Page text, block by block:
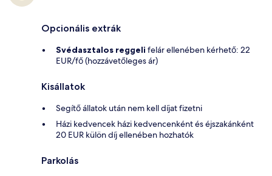
Opcionális extrák
Svédasztalos reggeli felár ellenében kérhető: 22
EUR/fő (hozzávetőleges ár)
Kisállatok
Segítő állatok után nem kell díjat fizetni
Házi kedvencek házi kedvencenként és éjszakánként
20 EUR külön díj ellenében hozhatók
Parkolás